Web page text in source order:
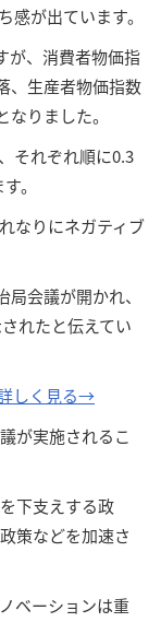
感が出ています。
が、消費者物価指
、生産者物価指数
りました。
それぞれ順に0.3
。
なりにネガティブ
会議が開かれ、
れたと伝えてい
しく見る→
が実施されるこ
下支えする政
策などを加速さ
ベーションは重